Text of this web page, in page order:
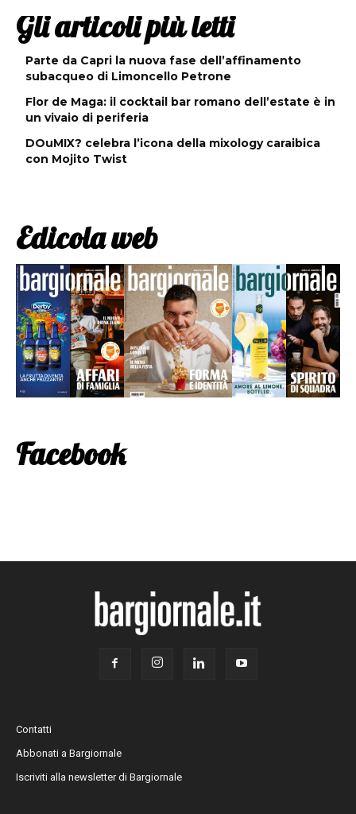
Gli articoli più letti
Parte da Capri la nuova fase dell’affinamento
subacqueo di Limoncello Petrone
Flor de Maga: il cocktail bar romano dell’estate è in
un vivaio di periferia
DOuMIX? celebra l’icona della mixology caraibica
con Mojito Twist
Edicola web
Facebook
Contatti
Abbonati a Bargiornale
Iscriviti alla newsletter di Bargiornale